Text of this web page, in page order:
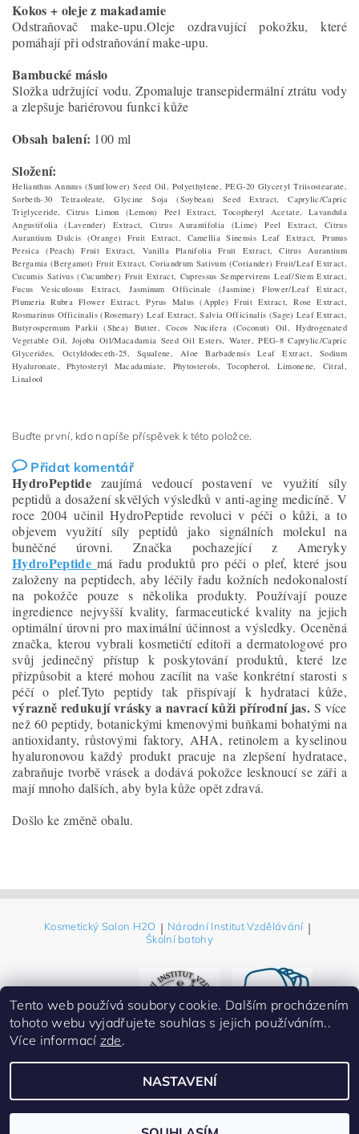
Kokos + oleje z makadamie
Odstraňovač make-upu.Oleje ozdravující pokožku, které
pomáhají při odstraňování make-upu.
Bambucké máslo
Složka udržující vodu. Zpomaluje transepidermální ztrátu vody
a zlepšuje bariérovou funkci kůže
Obsah balení: 100 ml
Složení:
Helianthus Annuus (Sunflower) Seed Oil, Polyethylene, PEG-20 Glyceryl Triisostearate,
Sorbeth-30 Tetraoleate, Glycine Soja (Soybean) Seed Extract, Caprylic/Capric
Triglyceride, Citrus Limon (Lemon) Peel Extract, Tocopheryl Acetate, Lavandula
Angustifolia (Lavender) Extract, Citrus Aurantifolia (Lime) Peel Extract, Citrus
Aurantium Dulcis (Orange) Fruit Extract, Camellia Sinensis Leaf Extract, Prunus
Persica (Peach) Fruit Extract, Vanilla Planifolia Fruit Extract, Citrus Aurantium
Bergamia (Bergamot) Fruit Extract, Coriandrum Sativum (Coriander) Fruit/Leaf Extract,
Cucumis Sativus (Cucumber) Fruit Extract, Cupressus Sempervirens Leaf/Stem Extract,
Fucus Vesiculosus Extract, Jasminum Officinale (Jasmine) Flower/Leaf Extract,
Plumeria Rubra Flower Extract, Pyrus Malus (Apple) Fruit Extract, Rose Extract,
Rosmarinus Officinalis (Rosemary) Leaf Extract, Salvia Officinalis (Sage) Leaf Extract,
Butyrospermum Parkii (Shea) Butter, Cocos Nucifera (Coconut) Oil, Hydrogenated
Vegetable Oil, Jojoba Oil/Macadamia Seed Oil Esters, Water, PEG-8 Caprylic/Capric
Glycerides, Octyldodeceth-25, Squalene, Aloe Barbadensis Leaf Extract, Sodium
Hyaluronate, Phytosteryl Macadamiate, Phytosterols, Tocopherol, Limonene, Citral,
Linalool
Buďte první, kdo napíše příspěvek k této položce.
Přidat komentář
HydroPeptide zaujímá vedoucí postavení ve využití síly
peptidů a dosažení skvělých výsledků v anti-aging medicíně. V
roce 2004 učinil HydroPeptide revoluci v péči o kůži, a to
objevem využití síly peptidů jako signálních molekul na
buněčné úrovni. Značka pochazející z Ameryky
HydroPeptide má řadu produktů pro péči o pleť, které jsou
založeny na peptidech, aby léčily řadu kožních nedokonalostí
na pokožče pouze s několika produkty. Používají pouze
ingredience nejvyšší kvality, farmaceutické kvality na jejich
optimální úrovni pro maximální účinnost a výsledky. Oceněná
značka, kterou vybrali kosmetičtí editoři a dermatologové pro
svůj jedinečný přístup k poskytování produktů, které lze
přizpůsobit a které mohou zacílit na vaše konkrétní starosti s
péčí o pleť.Tyto peptidy tak přispívají k hydrataci kůže,
výrazně redukují vrásky a navrací kůži přírodní jas. S více
než 60 peptidy, botanickými kmenovými buňkami bohatými na
antioxidanty, růstovými faktory, AHA, retinolem a kyselinou
hyaluronovou každý produkt pracuje na zlepšení hydratace,
zabraňuje tvorbě vrásek a dodává pokožce lesknoucí se záři a
mají mnoho dalších, aby byla kůže opět zdravá.
Došlo ke změně obalu.
Kosmetický Salon H2O | Národní Institut Vzdělávání |
Školní batohy
2026 ©Eshop-Salon H2O prodej kosmetiky, všechna práva vyhrazena
Vytvořil Shoptet
Tento web používá soubory cookie. Dalším procházením
tohoto webu vyjadřujete souhlas s jejich používáním..
Více informací zde.
NASTAVENÍ